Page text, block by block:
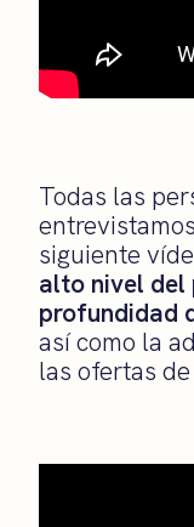
Todas las
siguiente
alto nivel
profundidad
así como la
las ofertas